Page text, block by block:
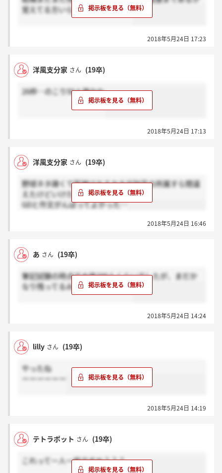
覚えてる方いらっしゃいますか？
2018年5月24日 17:23
洋風支分家 さん (19卒)
26枠…のこり50人強かな
2018年5月24日 17:13
洋風支分家 さん (19卒)
野球ネタ疎くて阪神はおろか大谷翔平の所属すら間違
えたけどいけた～～
GDと作文がんばってよかった…
2018年5月24日 16:46
あ さん (19卒)
筆記試験の時点で大体200人くらいでしたが、まだか
なり残ってるみたいですね・・・
2018年5月24日 14:24
lilly さん (19卒)
やったね
ーーーーーー
2018年5月24日 14:19
テトラポット さん (19卒)
これって一人一枠ですか？？？